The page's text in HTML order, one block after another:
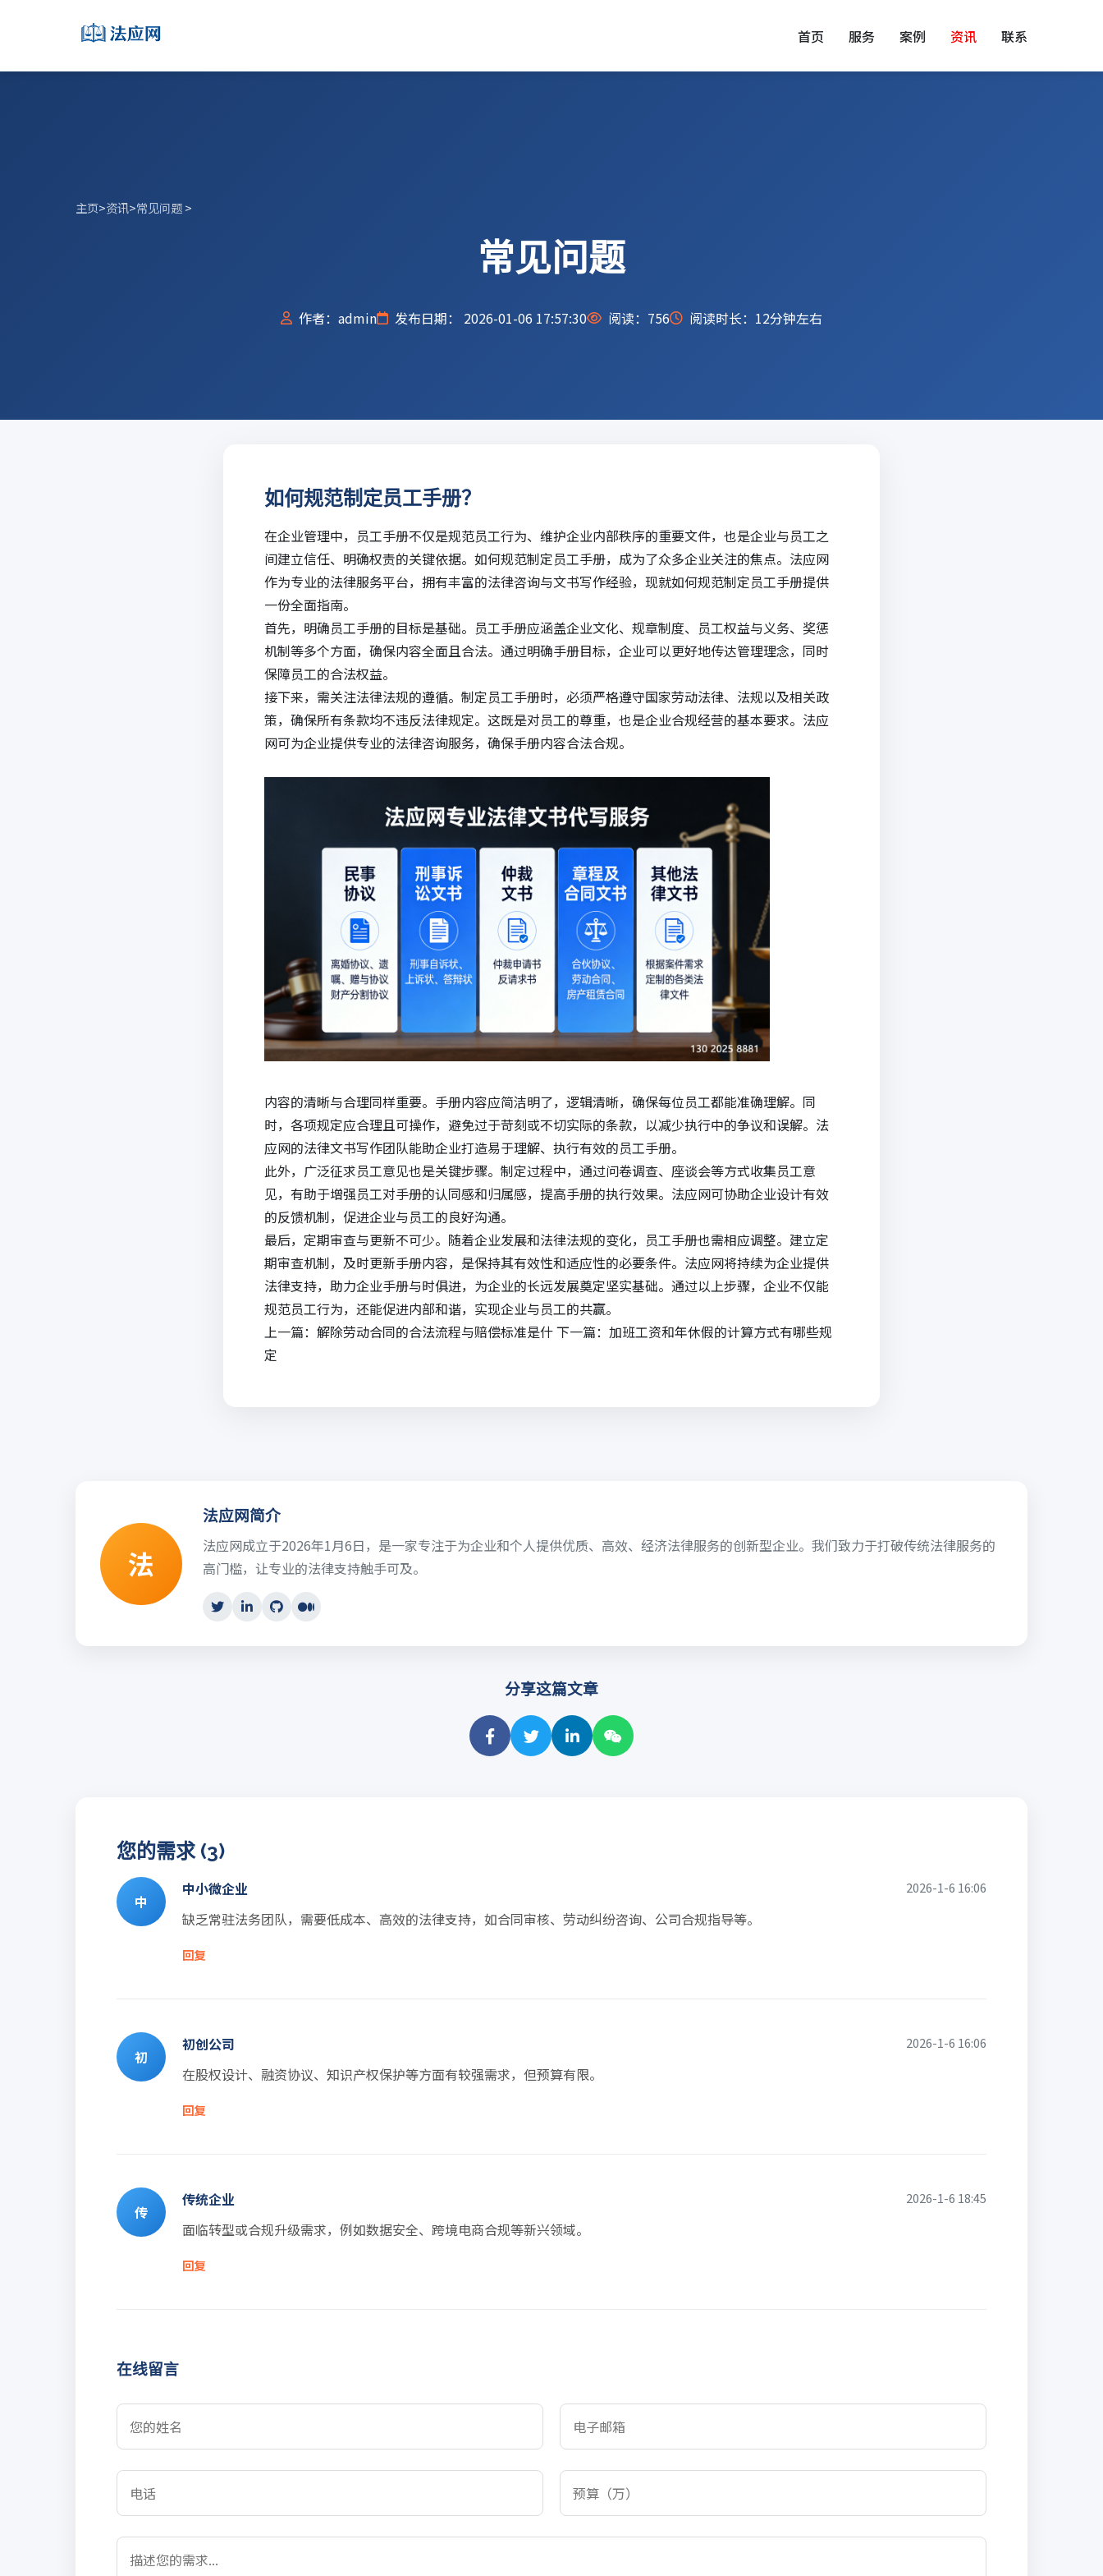
首页 服务 案例 资讯 联系
主页>资讯>常见问题>
常见问题
作者：admin 发布日期： 2026-01-06 17:57:30 阅读： 756 阅读时长：12分钟左右
如何规范制定员工手册？
在企业管理中，员工手册不仅是规范员工行为、维护企业内部秩序的重要文件，也是企业与员工之
间建立信任、明确权责的关键依据。如何规范制定员工手册，成为了众多企业关注的焦点。 法应网
作为专业的法律服务平台，拥有丰富的法律咨询与文书写作经验，现就如何规范制定员工手册提供
一份全面指南。
首先，明确员工手册的目标是基础。员工手册应涵盖企业文化、规章制度、员工权益与义务、奖惩
机制等多个方面，确保内容全面且合法。通过明确手册目标，企业可以更好地传达管理理念，同时
保障员工的合法权益。
接下来，需关注法律法规的遵循。制定员工手册时，必须严格遵守国家劳动法律、法规以及相关政
策，确保所有条款均不违反法律规定。这既是对员工的尊重，也是企业合规经营的基本要求。 法应
网可为企业提供专业的法律咨询服务，确保手册内容合法合规。
内容的清晰与合理同样重要。手册内容应简洁明了，逻辑清晰，确保每位员工都能准确理解。同
时，各项规定应合理且可操作，避免过于苛刻或不切实际的条款，以减少执行中的争议和误解。法
应网的法律文书写作团队能助企业打造易于理解、执行有效的员工手册。
此外，广泛征求员工意见也是关键步骤。制定过程中，通过问卷调查、座谈会等方式收集员工意
见，有助于增强员工对手册的认同感和归属感，提高手册的执行效果。法应网可协助企业设计有效
的反馈机制，促进企业与员工的良好沟通。
最后，定期审查与更新不可少。随着企业发展和法律法规的变化，员工手册也需相应调整。建立定
期审查机制，及时更新手册内容，是保持其有效性和适应性的必要条件。法应网将持续为企业提供
法律支持，助力企业手册与时俱进，为企业的长远发展奠定坚实基础。通过以上步骤，企业不仅能
规范员工行为，还能促进内部和谐，实现企业与员工的共赢。
上一篇： 解除劳动合同的合法流程与赔偿标准是什下一篇： 加班工资和年休假的计算方式有哪些规
定
法
法应网简介
法应网成立于2026年1月6日，是一家专注于为企业和个人提供优质、高效、经济法律服务的创新型企业。我们致力于打破传统法律服务的
高门槛，让专业的法律支持触手可及。
分享这篇文章
您的需求 (3)
中
中小微企业 2026-1-6 16:06
缺乏常驻法务团队，需要低成本、高效的法律支持，如合同审核、劳动纠纷咨询、公司合规指导等。
回复
初
初创公司 2026-1-6 16:06
在股权设计、融资协议、知识产权保护等方面有较强需求，但预算有限。
回复
传
传统企业 2026-1-6 18:45
面临转型或合规升级需求，例如数据安全、跨境电商合规等新兴领域。
回复
在线留言